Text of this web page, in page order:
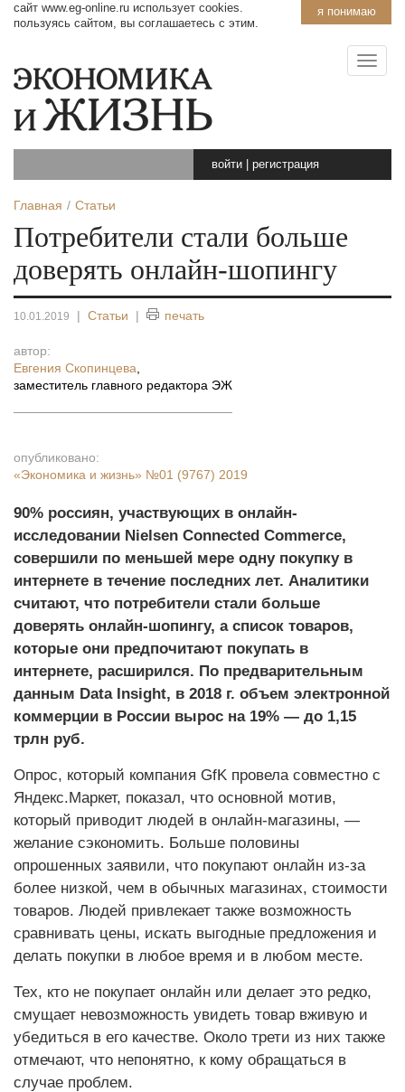
я понимаю
сайт www.eg-online.ru использует cookies.
пользуясь сайтом, вы соглашаетесь с этим.
войти регистрация
Главная Статьи
Потребители стали больше
доверять онлайн-шопингу
10.01.2019 | Статьи | печать
автор:
Евгения Скопинцева
заместитель главного редактора ЭЖ
опубликовано:
«Экономика и жизнь» №01 (9767) 2019
90% россиян, участвующих в онлайн-
исследовании Nielsen Connected Commerce,
совершили по меньшей мере одну покупку в
интернете в течение последних лет. Аналитики
считают, что потребители стали больше
доверять онлайн-шопингу, а список товаров,
которые они предпочитают покупать в
интернете, расширился. По предварительным
данным Data Insight, в 2018 г. объем электронной
коммерции в России вырос на 19% — до 1,15
трлн руб.
Опрос, который компания GfK провела совместно с
Яндекс.Маркет, показал, что основной мотив,
который приводит людей в онлайн-магазины, —
желание сэкономить. Больше половины
опрошенных заявили, что покупают онлайн из-за
более низкой, чем в обычных магазинах, стоимости
товаров. Людей привлекает также возможность
сравнивать цены, искать выгодные предложения и
делать покупки в любое время и в любом месте.
Тех, кто не покупает онлайн или делает это редко,
смущает невозможность увидеть товар вживую и
убедиться в его качестве. Около трети из них также
отмечают, что непонятно, к кому обращаться в
случае проблем.